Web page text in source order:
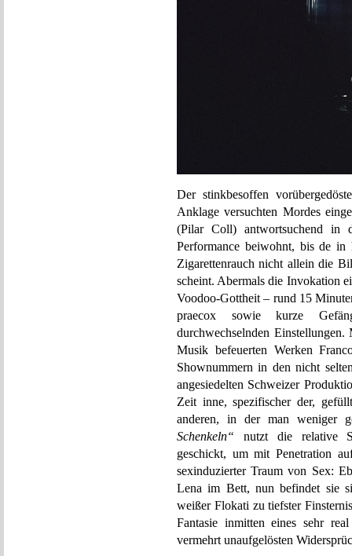
Der stinkbesoffen
Anklage versuchten Mordes
(Pilar Coll) antwortsuchend in
Performance beiwohnt, bis de in
Zigarettenrauch nicht allein die
scheint. Abermals die Invokation
Voodoo-Gottheit – rund 15
praecox sowie kurze
durchwechselnden
Musik befeuerten Werken
Shownummern in den nicht
angesiedelten Schweizer
Zeit inne, spezifischer der,
anderen, in der man weniger
Schenkeln“ nutzt die relative
geschickt, um mit Penetration
sexinduzierter Traum von Sex:
Lena im Bett, nun befindet sie
weißer Flokati zu tiefster
Fantasie inmitten eines sehr
vermehrt unaufgelösten